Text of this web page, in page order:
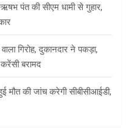
पंत की सीएम धामी से गुहार,
गिरोह, दुकानदार ने पकड़ा,
बरामद
मौत की जांच करेगी सीबीसीआईडी,